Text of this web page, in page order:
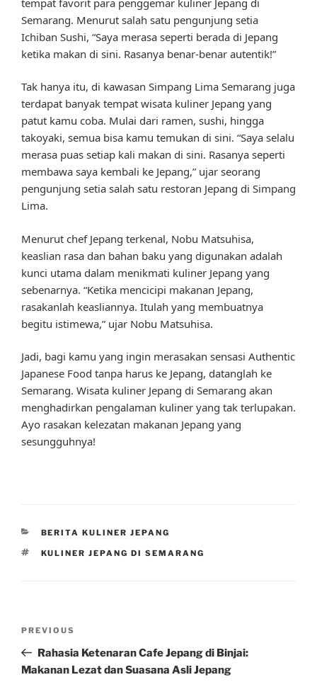
Semarang. Menurut salah satu pengunjung setia
Ichiban Sushi, “Saya merasa seperti berada di Jepang
ketika makan di sini. Rasanya benar-benar autentik!”
Tak hanya itu, di kawasan Simpang Lima Semarang juga
terdapat banyak tempat wisata kuliner Jepang yang
patut kamu coba. Mulai dari ramen, sushi, hingga
takoyaki, semua bisa kamu temukan di sini. “Saya selalu
merasa puas setiap kali makan di sini. Rasanya seperti
membawa saya kembali ke Jepang,” ujar seorang
pengunjung setia salah satu restoran Jepang di Simpang
Lima.
Menurut chef Jepang terkenal, Nobu Matsuhisa,
keaslian rasa dan bahan baku yang digunakan adalah
kunci utama dalam menikmati kuliner Jepang yang
sebenarnya. “Ketika mencicipi makanan Jepang,
rasakanlah keasliannya. Itulah yang membuatnya
begitu istimewa,” ujar Nobu Matsuhisa.
Jadi, bagi kamu yang ingin merasakan sensasi Authentic
Japanese Food tanpa harus ke Jepang, datanglah ke
Semarang. Wisata kuliner Jepang di Semarang akan
menghadirkan pengalaman kuliner yang tak terlupakan.
Ayo rasakan kelezatan makanan Jepang yang
sesungguhnya!
CATEGORIES
BERITA KULINER JEPANG
TAGS
KULINER JEPANG DI SEMARANG
Previous
Post
PREVIOUS
Rahasia Ketenaran Cafe Jepang di Binjai:
Makanan Lezat dan Suasana Asli Jepang